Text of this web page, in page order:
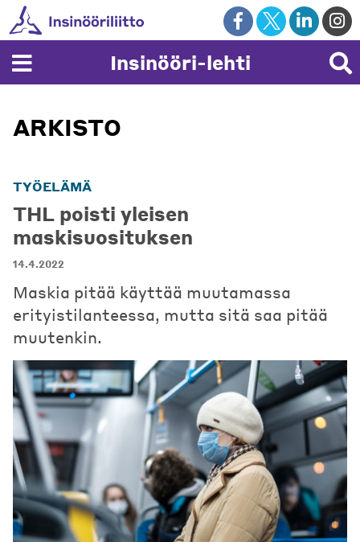
Skip
to
content
Insinööri-lehti
ARKISTO
TYÖELÄMÄ
THL poisti yleisen
maskisuosituksen
14.4.2022
Maskia pitää käyttää muutamassa
erityistilanteessa, mutta sitä saa pitää
muutenkin.